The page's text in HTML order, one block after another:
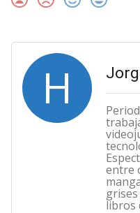
H
entre
libros